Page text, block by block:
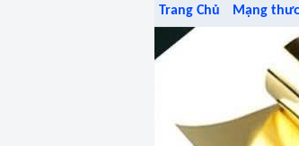
Trang Chủ Mạng